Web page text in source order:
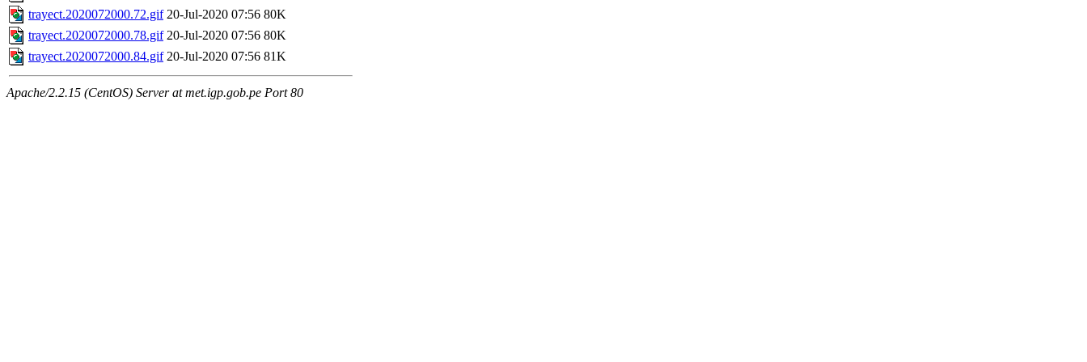
trayect.2020072000.72.gif 20-Jul-2020 07:56 80K
trayect.2020072000.78.gif 20-Jul-2020 07:56 80K
trayect.2020072000.84.gif 20-Jul-2020 07:56 81K
Apache/2.2.15 (CentOS) Server at met.igp.gob.pe Port 80